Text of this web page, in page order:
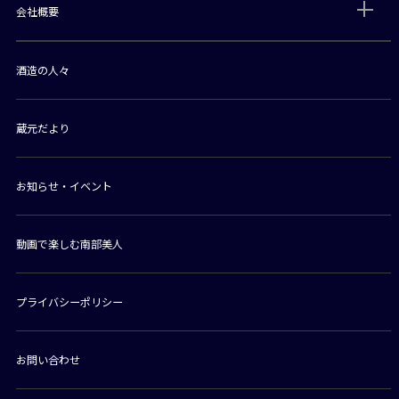
会社概要
酒造の人々
蔵元だより
お知らせ・イベント
動画で楽しむ南部美人
プライバシーポリシー
お問い合わせ